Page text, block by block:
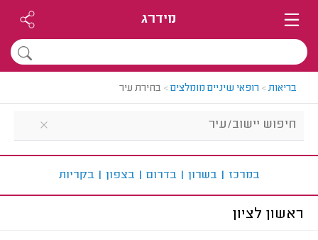
מידרג
בריאות> רופאי שיניים מומלצים> בחירת עיר
במרכז | בשרון | בדרום | בצפון | בקריות
ראשון לציון